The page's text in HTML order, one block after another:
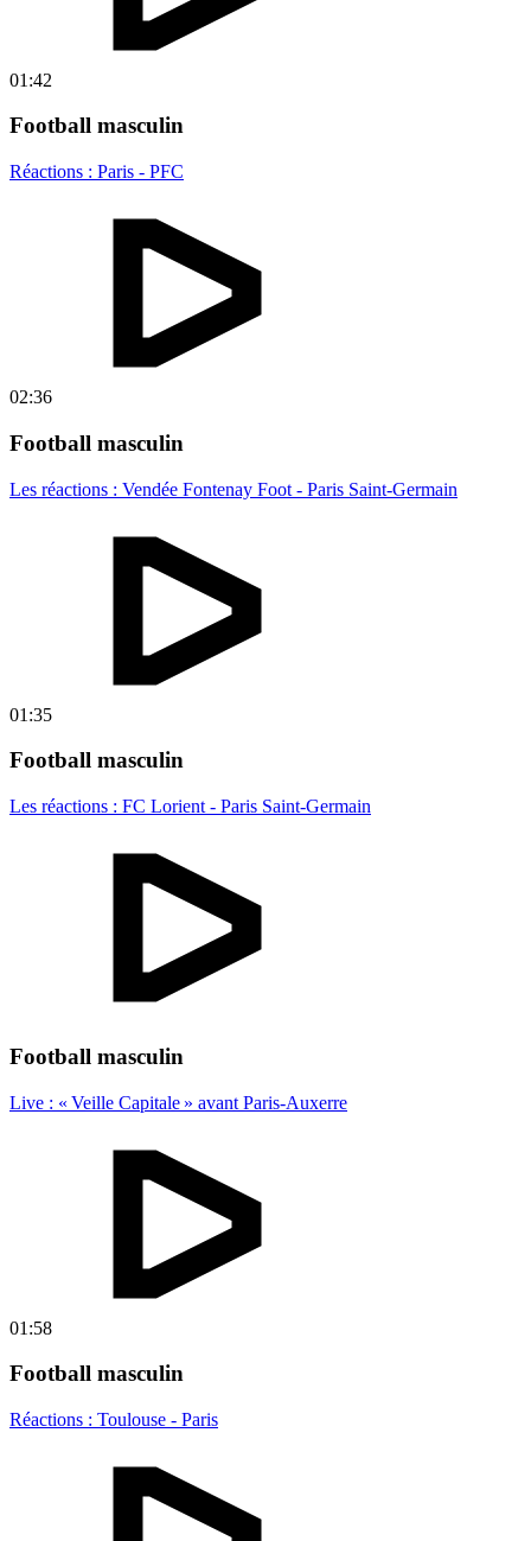
01:42
Football masculin
Réactions : Paris - PFC
02:36
Football masculin
Les réactions : Vendée Fontenay Foot - Paris Saint-Germain
01:35
Football masculin
Les réactions : FC Lorient - Paris Saint-Germain
Football masculin
Live : « Veille Capitale » avant Paris-Auxerre
01:58
Football masculin
Réactions : Toulouse - Paris